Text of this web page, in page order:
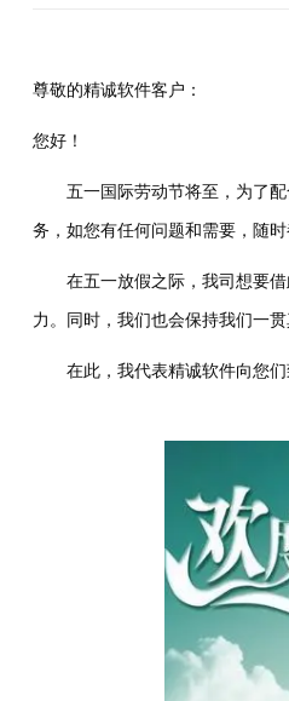
尊敬的精诚软件客户：
您好！
五一国际劳动节将至，为了
务，如您有任何问题和需要，随
在五一放假之际，我司想要
力。同时，我们也会保持我们一
在此，我代表精诚软件向您